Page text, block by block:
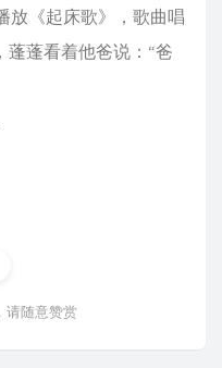
《起床歌》，歌曲唱
蓬看着他爸说：“爸
请随意赞赏